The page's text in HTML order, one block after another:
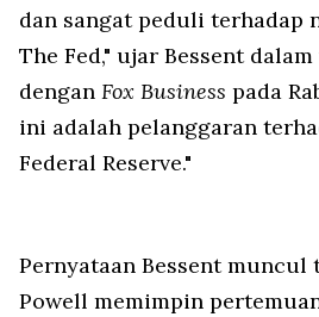
dan sangat peduli terhadap
The Fed," ujar Bessent
dengan Fox Business pada
ini adalah pelanggaran
Federal Reserve."
Pernyataan Bessent muncul
Powell memimpin